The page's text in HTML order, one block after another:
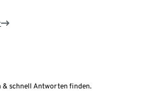
& schnell Antworten finden.